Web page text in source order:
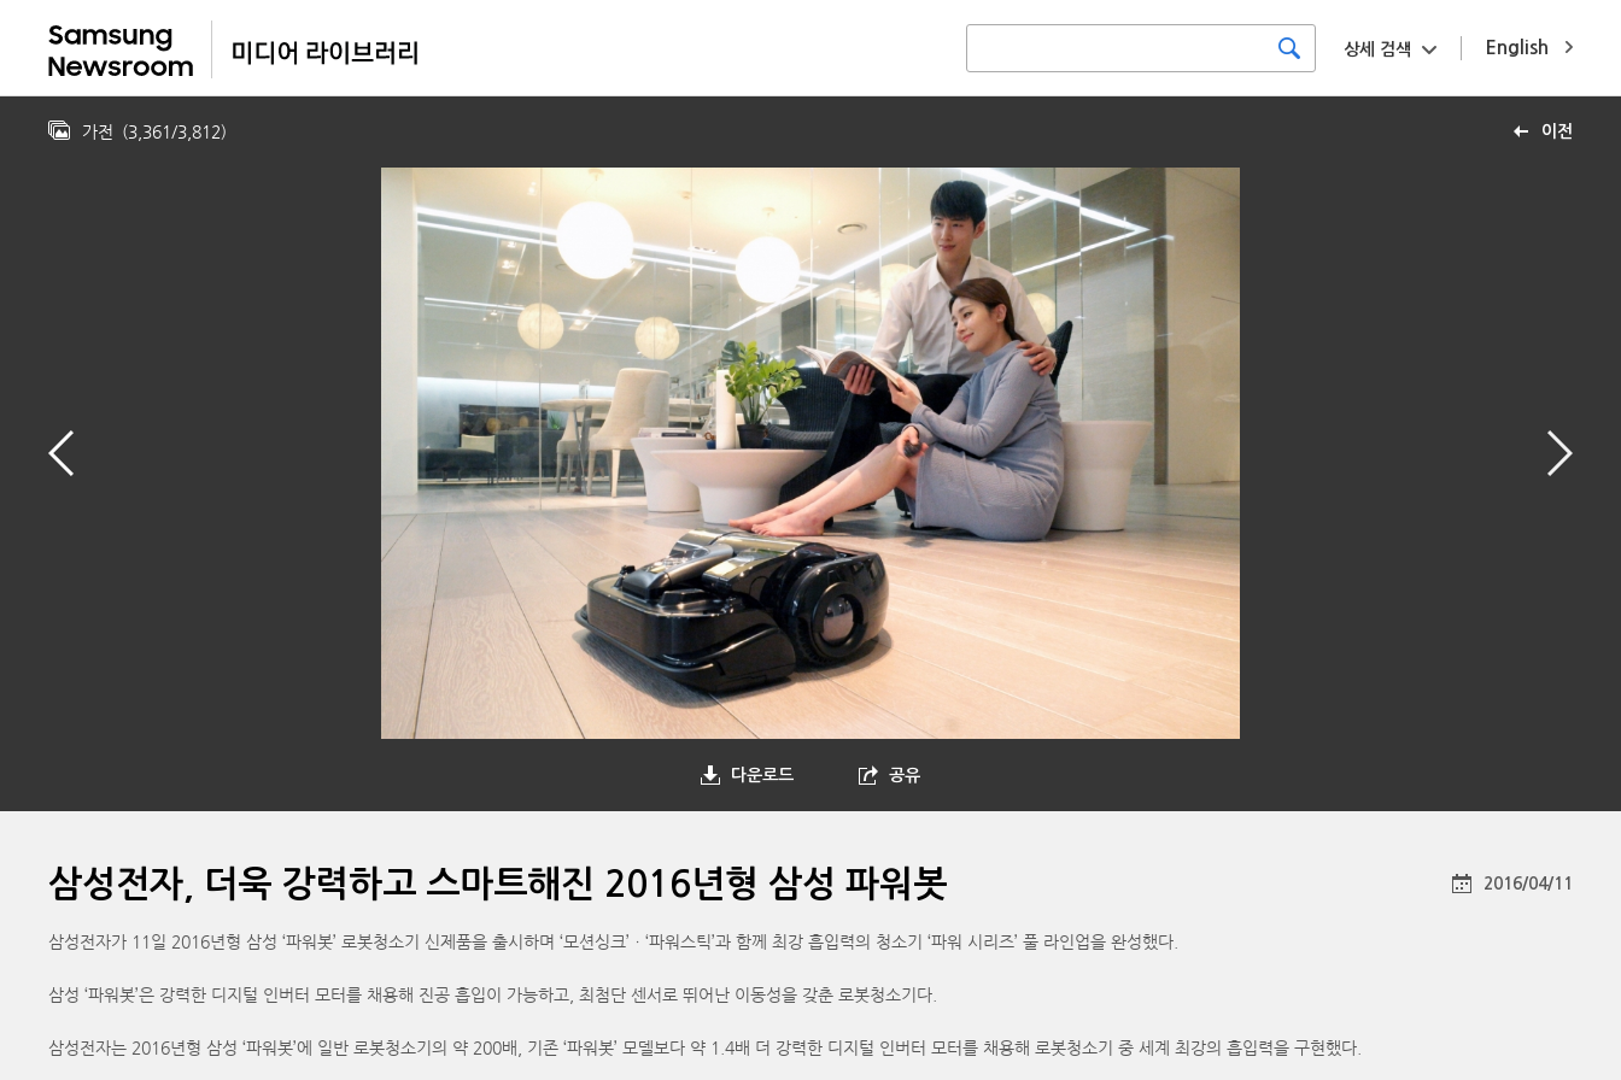
English
상세 검색
이전
가전 (3,361/3,812)
다운로드 공유
삼성전자, 더욱 강력하고 스마트해진 2016년형 삼성 파워봇 2016/04/11
삼성전자가 11일 2016년형 삼성 ‘파워봇’ 로봇청소기 신제품을 출시하며 ‘모션싱크’ㆍ‘파워스틱’과 함께 최강 흡입력의 청소기 ‘파워 시리즈’ 풀 라인업을 완성했다.
삼성 ‘파워봇’은 강력한 디지털 인버터 모터를 채용해 진공 흡입이 가능하고, 최첨단 센서로 뛰어난 이동성을 갖춘 로봇청소기다.
삼성전자는 2016년형 삼성 ‘파워봇’에 일반 로봇청소기의 약 200배, 기존 ‘파워봇’ 모델보다 약 1.4배 더 강력한 디지털 인버터 모터를 채용해 로봇청소기 중 세계 최강의 흡입력을 구현했다.